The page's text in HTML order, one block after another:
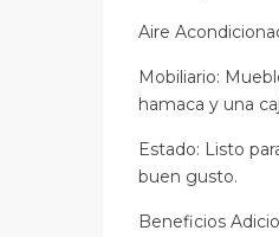
Aire
Mobiliario:
hamaca y una
Estado: Listo
buen gusto.
Beneficios